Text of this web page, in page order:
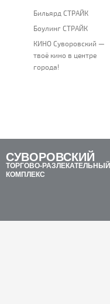
Бильярд СТРАЙК
Боулинг СТРАЙК
КИНО Суворовский —
твоё кино в центре
города!
СУВОРОВСКИЙ
ТОРГОВО-РАЗЛЕКАТЕЛЬНЫЙ
КОМПЛЕКС